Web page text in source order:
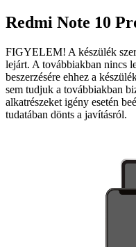
Redmi Note 10
FIGYELEM! A készülék
lejárt. A továbbiakban nincs
beszerzésére ehhez a
sem tudjuk a továbbiakban
alkatrészeket igény esetén
tudatában dönts a javításról.